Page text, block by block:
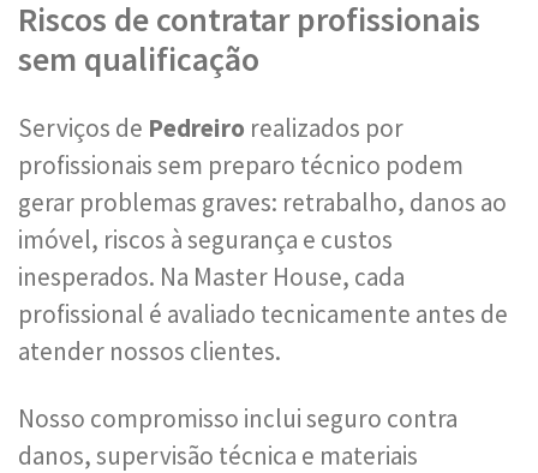
Riscos de contratar profissionais
sem qualificação
Serviços de Pedreiro realizados por
profissionais sem preparo técnico podem
gerar problemas graves: retrabalho, danos ao
imóvel, riscos à segurança e custos
inesperados. Na Master House, cada
profissional é avaliado tecnicamente antes de
atender nossos clientes.
Nosso compromisso inclui seguro contra
danos, supervisão técnica e materiais